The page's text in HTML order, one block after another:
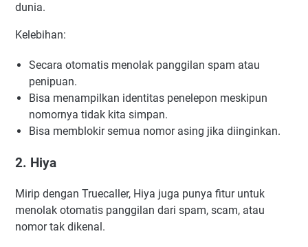
dunia.
Kelebihan:
Secara otomatis menolak panggilan spam atau
penipuan.
Bisa menampilkan identitas penelepon meskipun
nomornya tidak kita simpan.
Bisa memblokir semua nomor asing jika diinginkan.
2. Hiya
Mirip dengan Truecaller, Hiya juga punya fitur untuk
menolak otomatis panggilan dari spam, scam, atau
nomor tak dikenal.